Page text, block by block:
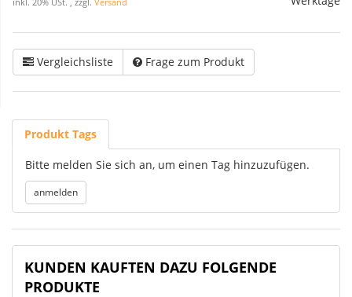
inkl. 20% USt. , zzgl. Versand
Vergleichsliste Frage zum Produkt
Produkt Tags
Bitte melden Sie sich an, um einen Tag hinzuzufügen.
KUNDEN KAUFTEN DAZU FOLGENDE
PRODUKTE